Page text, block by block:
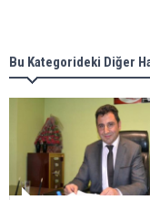
Bu Kategorideki Diğer